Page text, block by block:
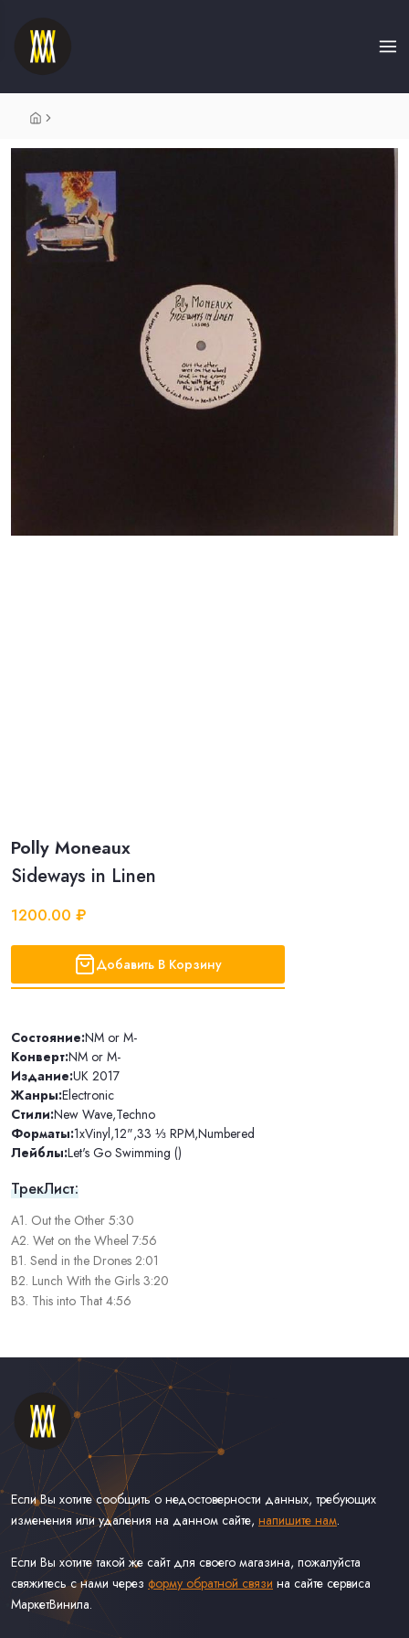
Polly Moneaux
Sideways in Linen
1200.00 ₽
Добавить В Корзину
Состояние:NM or M-
Конверт:NM or M-
Издание:UK 2017
Жанры:Electronic
Стили:New Wave,Techno
Форматы:1xVinyl,12",33 ⅓ RPM,Numbered
Лейблы:Let's Go Swimming ()
ТрекЛист:
A1. Out the Other 5:30
A2. Wet on the Wheel 7:56
B1. Send in the Drones 2:01
B2. Lunch With the Girls 3:20
B3. This into That 4:56
Если Вы хотите сообщить о недостоверности данных, требующих
изменения или удаления на данном сайте, напишите нам.
Если Вы хотите такой же сайт для своего магазина, пожалуйста
свяжитесь с нами через форму обратной связи на сайте сервиса
МаркетВинила.